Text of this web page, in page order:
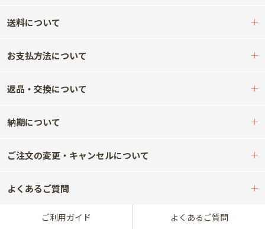
送料について
お支払方法について
返品・交換について
納期について
ご注文の変更・キャンセルについて
よくあるご質問
ご利用ガイド よくあるご質問